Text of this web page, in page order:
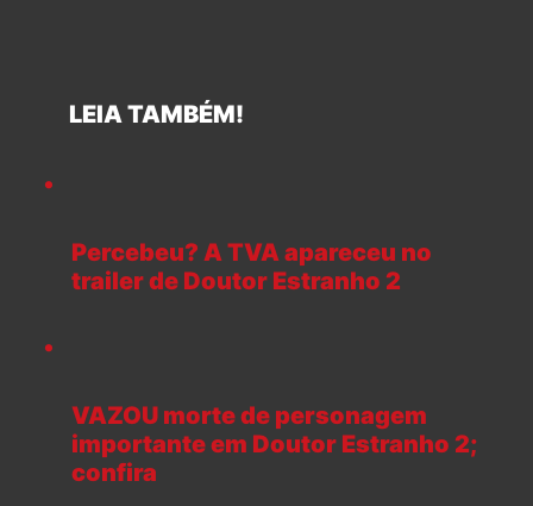
LEIA TAMBÉM!
Percebeu? A TVA apareceu no
trailer de Doutor Estranho 2
VAZOU morte de personagem
importante em Doutor Estranho 2;
confira